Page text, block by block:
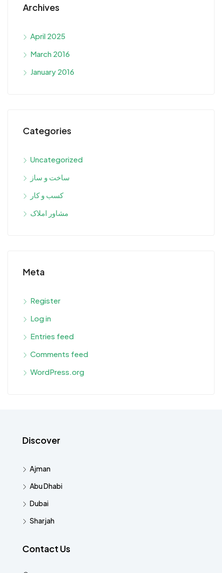
Archives
April 2025
March 2016
January 2016
Categories
Uncategorized
ساخت و ساز
کسب و کار
مشاور املاک
Meta
Register
Log in
Entries feed
Comments feed
WordPress.org
Discover
Ajman
Abu Dhabi
Dubai
Sharjah
Contact Us